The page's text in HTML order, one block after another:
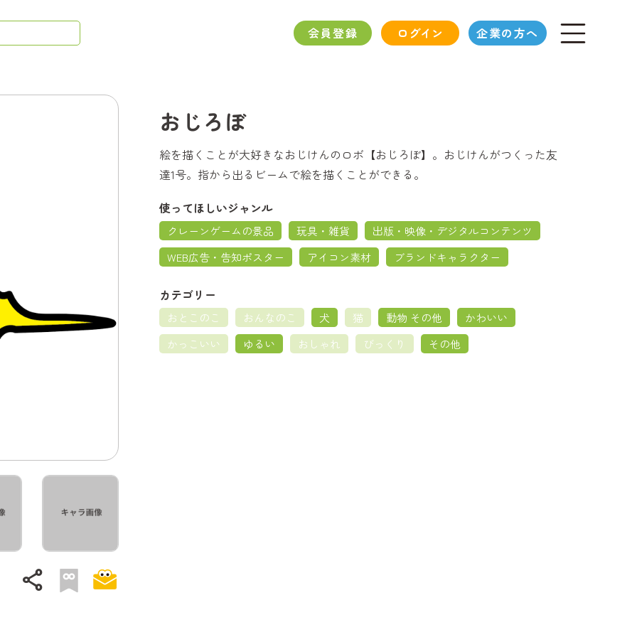
会員登録 ログイン 企業の方へ
share
おじろぼ
絵を描くことが大好きなおじけんのロボ【おじろぼ】。おじけんがつくった友
達1号。指から出るビームで絵を描くことができる。
使ってほしいジャンル
クレーンゲームの景品 玩具・雑貨
出版・映像・デジタルコンテンツ
WEB広告・告知ポスター
アイコン素材 ブランドキャラクター
カテゴリー
おとこのこ おんなのこ 犬 猫 動物 その他
かわいい
かっこいい
ゆるい おしゃれ びっくり その他